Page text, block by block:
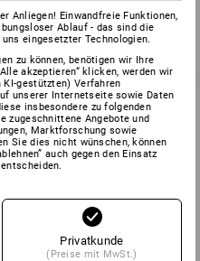
32 / 33 67 14
Anliegen! Einwandfreie Funktionen,
Ablauf - das sind die
eingesetzter Technologien.
zu können, benötigen wir Ihre
akzeptieren“ klicken, werden wir
KI-gestützten) Verfahren
unserer Internetseite sowie Daten
insbesondere zu folgenden
zugeschnittene Angebote und
Marktforschung sowie
Sie dies nicht wünschen, können
auch gegen den Einsatz
Privatkunde
(Preise mit MwSt.)